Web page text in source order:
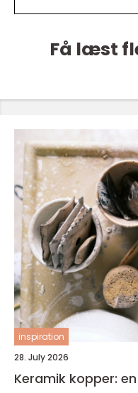
Få læst
inspiration
28. July 2026
Keramik kopper: